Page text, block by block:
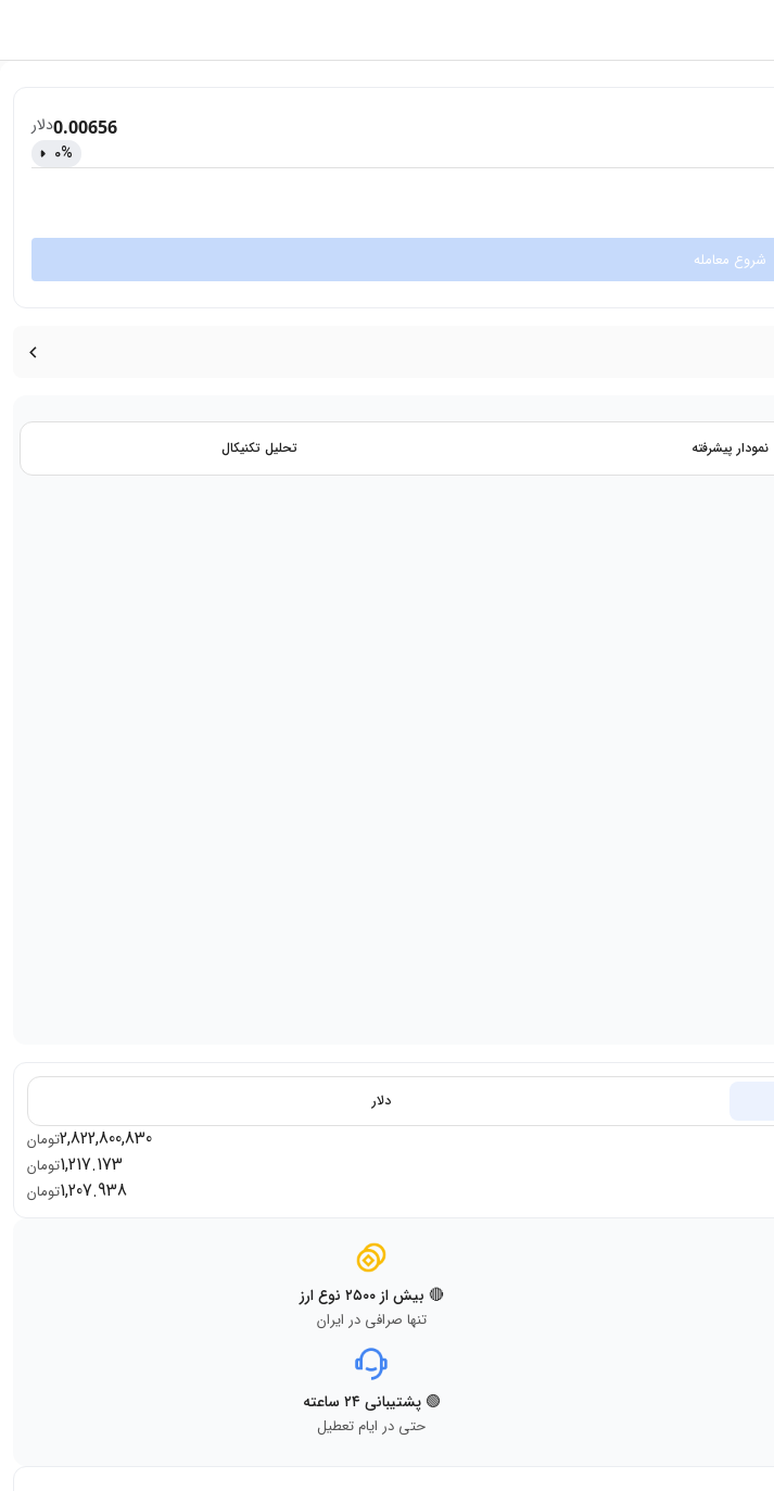
0.00656دلار
0%
شروع معامله
نمودار پیشرفته تحلیل تکنیکال
دلار
2,822,800,830تومان
1,217.173تومان
1,207.938تومان
🔴 بیش از ۲۵۰۰ نوع ارز
تنها صرافی در ایران
🟢 پشتیبانی ۲۴ ساعته
حتی در ایام تعطیل